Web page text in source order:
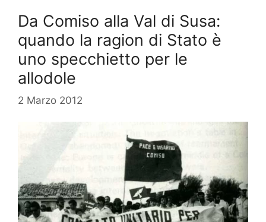
Da Comiso alla Val di Susa:
quando la ragion di Stato è
uno specchietto per le
allodole
2 Marzo 2012